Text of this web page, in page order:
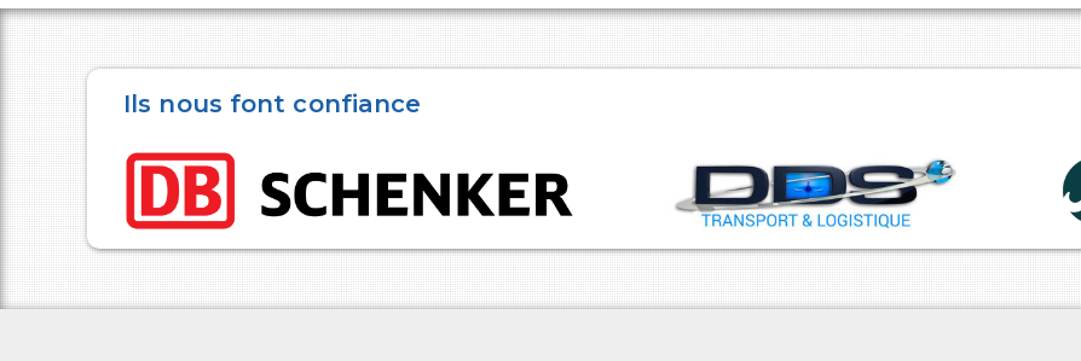
Ils nous font confiance